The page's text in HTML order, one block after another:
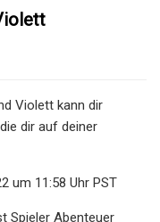
Violett kann dir
dir auf deiner
um 11:58 Uhr PST
Spieler Abenteuer